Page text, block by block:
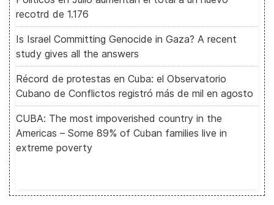
recotrd de 1.176
Is Israel Committing Genocide in Gaza? A recent
study gives all the answers
Récord de protestas en Cuba: el Observatorio
Cubano de Conflictos registró más de mil en agosto
CUBA: The most impoverished country in the
Americas – Some 89% of Cuban families live in
extreme poverty